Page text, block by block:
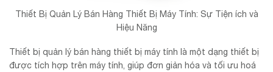
Thiết Bị Quản Lý Bán Hàng Thiết Bị Máy Tính: Sự Tiện ích và
Hiệu Năng
Thiết bị quản lý bán hàng thiết bị máy tính là một dạng thiết bị
được tích hợp trên máy tính, giúp đơn giản hóa và tối ưu hoá